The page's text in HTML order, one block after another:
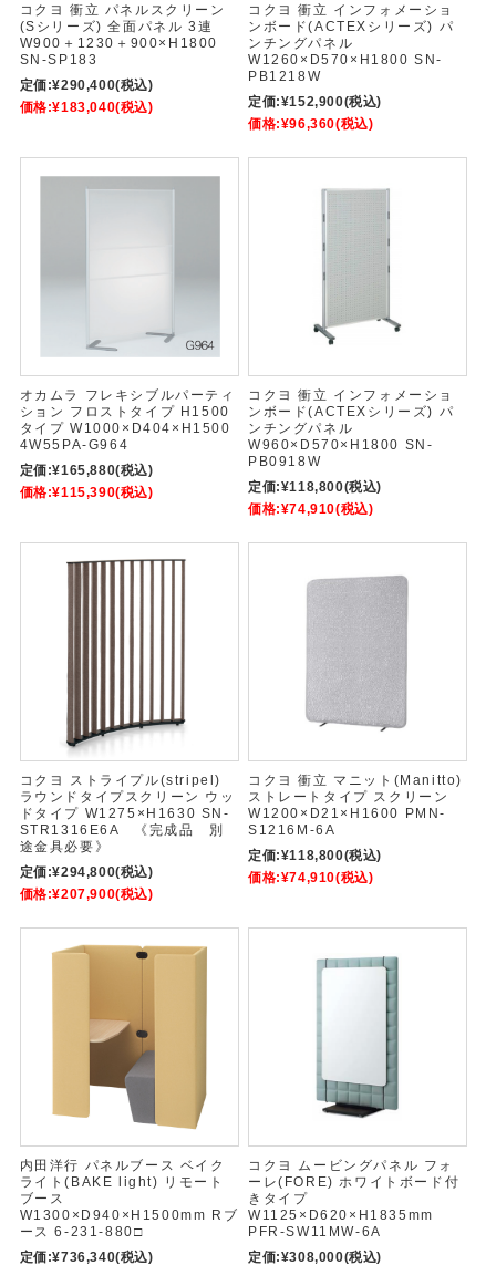
コクヨ 衝立 パネルスクリーン
(Sシリーズ) 全面パネル 3連
W900＋1230＋900×H1800
SN-SP183
定価:¥290,400(税込)
価格:¥183,040(税込)
コクヨ 衝立 インフォメーショ
ンボード(ACTEXシリーズ) パ
ンチングパネル
W1260×D570×H1800 SN-
PB1218W
定価:¥152,900(税込)
価格:¥96,360(税込)
オカムラ フレキシブルパーティ
ション フロストタイプ H1500
タイプ W1000×D404×H1500
4W55PA-G964
定価:¥165,880(税込)
価格:¥115,390(税込)
コクヨ 衝立 インフォメーショ
ンボード(ACTEXシリーズ) パ
ンチングパネル
W960×D570×H1800 SN-
PB0918W
定価:¥118,800(税込)
価格:¥74,910(税込)
コクヨ ストライプル(stripel)
ラウンドタイプスクリーン ウッ
ドタイプ W1275×H1630 SN-
STR1316E6A 《完成品 別
途金具必要》
定価:¥294,800(税込)
価格:¥207,900(税込)
コクヨ 衝立 マニット(Manitto)
ストレートタイプ スクリーン
W1200×D21×H1600 PMN-
S1216M-6A
定価:¥118,800(税込)
価格:¥74,910(税込)
内田洋行 パネルブース ベイク
ライト(BAKE light) リモート
ブース
W1300×D940×H1500mm Rブ
ース 6-231-880□
定価:¥736,340(税込)
コクヨ ムービングパネル フォ
ーレ(FORE) ホワイトボード付
きタイプ
W1125×D620×H1835mm
PFR-SW11MW-6A
定価:¥308,000(税込)